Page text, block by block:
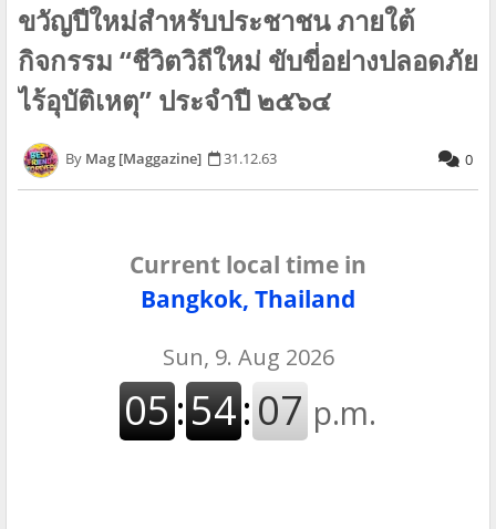
ขวัญปีใหม่สำหรับประชาชน ภายใต้
กิจกรรม “ชีวิตวิถีใหม่ ขับขี่อย่างปลอดภัย
ไร้อุบัติเหตุ” ประจำปี ๒๕๖๔
Mag [Maggazine] 31.12.63 0
Current local time in
Bangkok, Thailand